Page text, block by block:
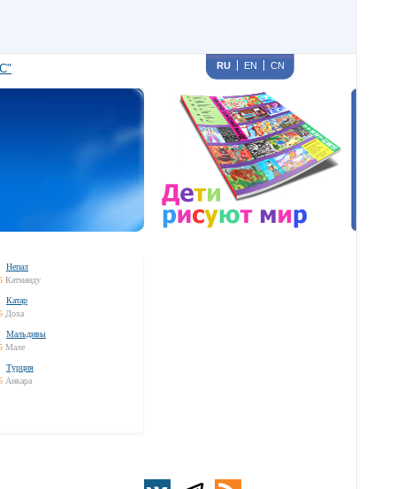
RU EN CN
Непал
Катманду
Катар
Доха
Мальдивы
Мале
Турция
Анкара